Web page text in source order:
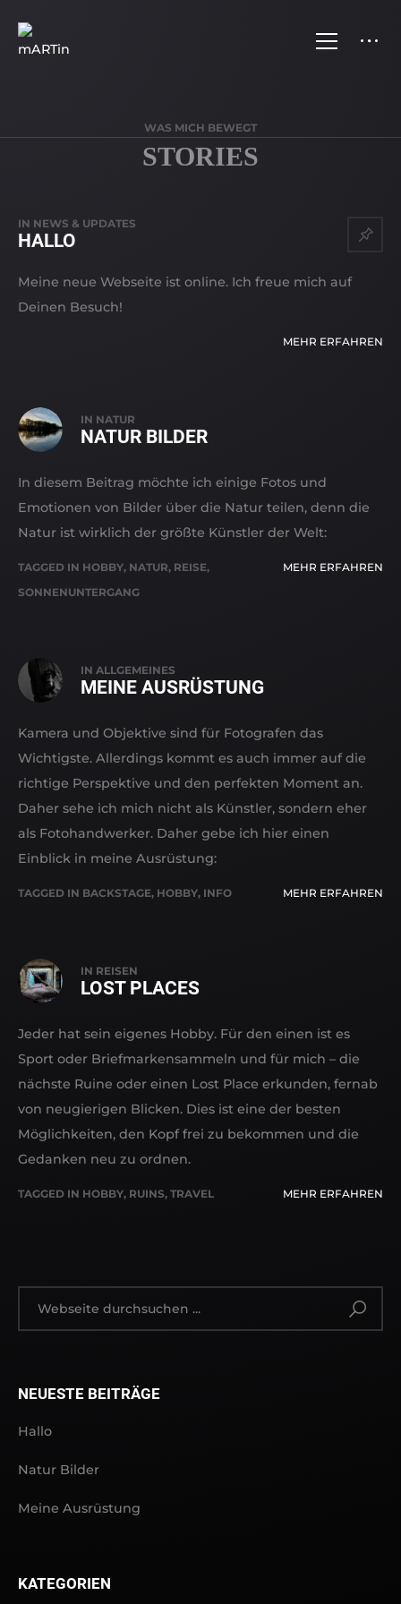
WAS MICH BEWEGT
STORIES
STORIES
IN NEWS & UPDATES
HALLO
Meine neue Webseite ist online. Ich freue mich auf
Deinen Besuch!
MEHR ERFAHREN
IN NATUR
NATUR BILDER
In diesem Beitrag möchte ich einige Fotos und
Emotionen von Bilder über die Natur teilen, denn die
Natur ist wirklich der größte Künstler der Welt:
TAGGED IN HOBBY, NATUR, REISE,
SONNENUNTERGANG
MEHR ERFAHREN
IN ALLGEMEINES
MEINE AUSRÜSTUNG
Kamera und Objektive sind für Fotografen das
Wichtigste. Allerdings kommt es auch immer auf die
richtige Perspektive und den perfekten Moment an.
Daher sehe ich mich nicht als Künstler, sondern eher
als Fotohandwerker. Daher gebe ich hier einen
Einblick in meine Ausrüstung:
TAGGED IN BACKSTAGE, HOBBY, INFO MEHR ERFAHREN
IN REISEN
LOST PLACES
Jeder hat sein eigenes Hobby. Für den einen ist es
Sport oder Briefmarkensammeln und für mich – die
nächste Ruine oder einen Lost Place erkunden, fernab
von neugierigen Blicken. Dies ist eine der besten
Möglichkeiten, den Kopf frei zu bekommen und die
Gedanken neu zu ordnen.
TAGGED IN HOBBY, RUINS, TRAVEL MEHR ERFAHREN
NEUESTE BEITRÄGE
Hallo
Natur Bilder
Meine Ausrüstung
KATEGORIEN